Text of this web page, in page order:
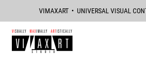
VIMAXART • UNIVERSAL VISUAL